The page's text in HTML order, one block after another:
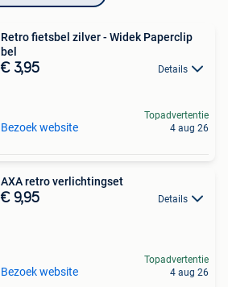
Retro fietsbel zilver - Widek Paperclip
bel
€ 3,95 Details
Bezoek website
Topadvertentie
4 aug 26
AXA retro verlichtingset
€ 9,95 Details
Bezoek website
Topadvertentie
4 aug 26